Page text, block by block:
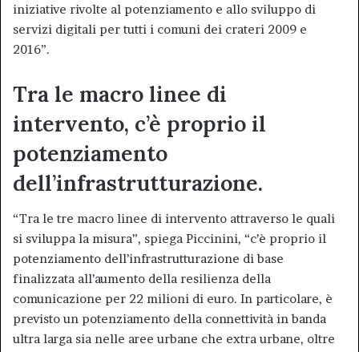
iniziative rivolte al potenziamento e allo sviluppo di
servizi digitali per tutti i comuni dei crateri 2009 e
2016”.
Tra le macro linee di
intervento, c’è proprio il
potenziamento
dell’infrastrutturazione.
“Tra le tre macro linee di intervento attraverso le quali
si sviluppa la misura”, spiega Piccinini, “c’è proprio il
potenziamento dell’infrastrutturazione di base
finalizzata all’aumento della resilienza della
comunicazione per 22 milioni di euro. In particolare, è
previsto un potenziamento della connettività in banda
ultra larga sia nelle aree urbane che extra urbane, oltre